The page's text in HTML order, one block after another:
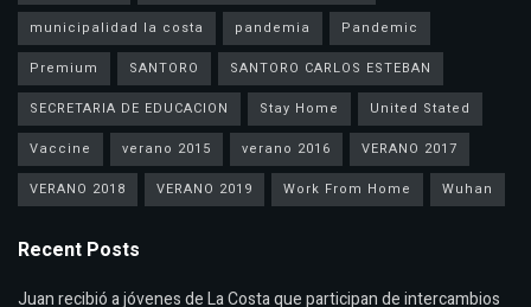
municipalidad la costa
pandemia
Pandemic
Premium
SANTORO
SANTORO CARLOS ESTEBAN
SECRETARIA DE EDUCACION
Stay Home
United Stated
Vaccine
verano 2015 verano 2016
VERANO 2017
VERANO 2018
VERANO 2019 Work From Home Wuhan
Recent Posts
Juan recibió a jóvenes de La Costa que participan de intercambios